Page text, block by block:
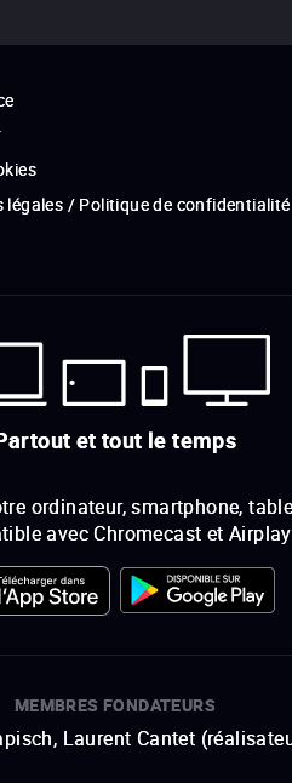
légales / Politique de confidentialité
et tout le temps
ordinateur, smartphone,
avec Chromecast et Airplay
MEMBRES FONDATEURS
Laurent Cantet (